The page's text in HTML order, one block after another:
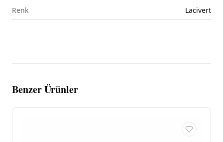
Renk Lacivert
Benzer Ürünler